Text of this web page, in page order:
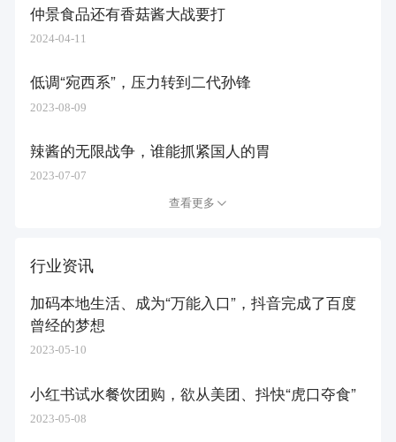
仲景食品还有香菇酱大战要打
2024-04-11
低调“宛西系”，压力转到二代孙锋
2023-08-09
辣酱的无限战争，谁能抓紧国人的胃
2023-07-07
查看更多
行业资讯
加码本地生活、成为“万能入口”，抖音完成了百度
曾经的梦想
2023-05-10
小红书试水餐饮团购，欲从美团、抖快“虎口夺食”
2023-05-08